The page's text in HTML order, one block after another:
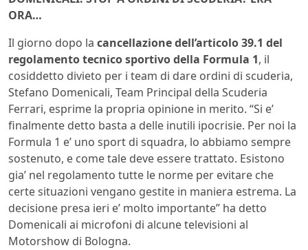
ORA…
Il giorno dopo la cancellazione dell’articolo 39.1 del
regolamento tecnico sportivo della Formula 1, il
cosiddetto divieto per i team di dare ordini di scuderia,
Stefano Domenicali, Team Principal della Scuderia
Ferrari, esprime la propria opinione in merito. “Si e’
finalmente detto basta a delle inutili ipocrisie. Per noi la
Formula 1 e’ uno sport di squadra, lo abbiamo sempre
sostenuto, e come tale deve essere trattato. Esistono
gia’ nel regolamento tutte le norme per evitare che
certe situazioni vengano gestite in maniera estrema. La
decisione presa ieri e’ molto importante” ha detto
Domenicali ai microfoni di alcune televisioni al
Motorshow di Bologna.